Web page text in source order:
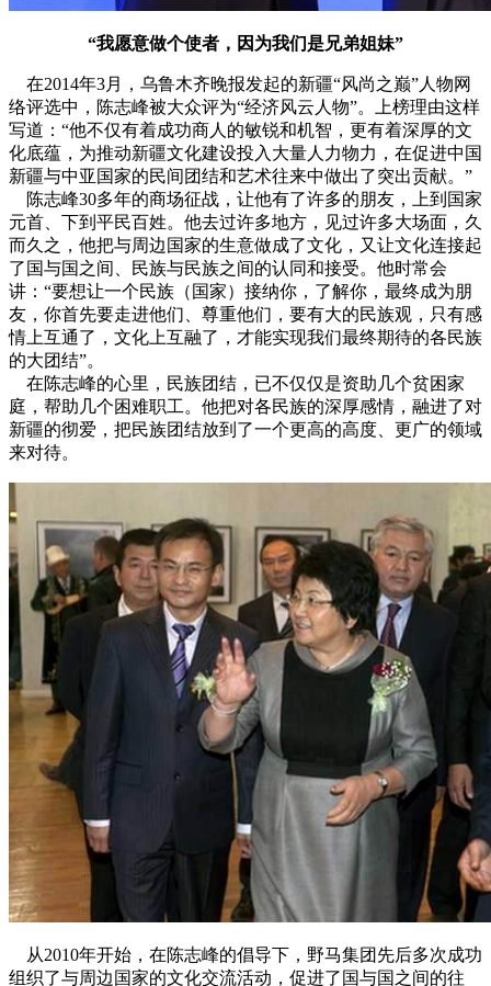
“我愿意做个使者，因为我们是兄弟姐妹”
在2014年3月，乌鲁木齐晚报发起的新疆“风尚之巅”人物网
络评选中，陈志峰被大众评为“经济风云人物”。上榜理由这样
写道：“他不仅有着成功商人的敏锐和机智，更有着深厚的文
化底蕴，为推动新疆文化建设投入大量人力物力，在促进中国
新疆与中亚国家的民间团结和艺术往来中做出了突出贡献。”
陈志峰30多年的商场征战，让他有了许多的朋友，上到国家
元首、下到平民百姓。他去过许多地方，见过许多大场面，久
而久之，他把与周边国家的生意做成了文化，又让文化连接起
了国与国之间、民族与民族之间的认同和接受。他时常会
讲：“要想让一个民族（国家）接纳你，了解你，最终成为朋
友，你首先要走进他们、尊重他们，要有大的民族观，只有感
情上互通了，文化上互融了，才能实现我们最终期待的各民族
的大团结”。
在陈志峰的心里，民族团结，已不仅仅是资助几个贫困家
庭，帮助几个困难职工。他把对各民族的深厚感情，融进了对
新疆的彻爱，把民族团结放到了一个更高的高度、更广的领域
来对待。
从2010年开始，在陈志峰的倡导下，野马集团先后多次成功
组织了与周边国家的文化交流活动，促进了国与国之间的往